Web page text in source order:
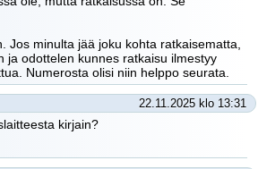
Jos minulta jää joku kohta ratkaisematta,
ja odottelen kunnes ratkaisu ilmestyy
Numerosta olisi niin helppo seurata.
22.11.2025 klo 13:31
kirjain?